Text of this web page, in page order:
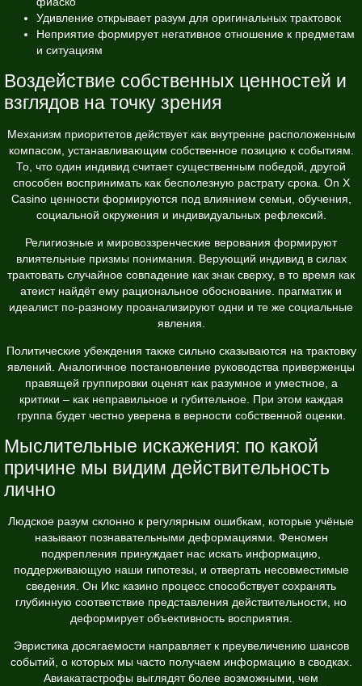
Удивление открывает разум для оригинальных трактовок
Неприятие формирует негативное отношение к предметам
и ситуациям
Воздействие собственных ценностей и
взглядов на точку зрения
Механизм приоритетов действует как внутренне расположенным
компасом, устанавливающим собственное позицию к событиям.
То, что один индивид считает существенным победой, другой
способен воспринимать как бесполезную растрату срока. On X
Casino ценности формируются под влиянием семьи, обучения,
социальной окружения и индивидуальных рефлексий.
Религиозные и мировоззренческие верования формируют
влиятельные призмы понимания. Верующий индивид в силах
трактовать случайное совпадение как знак сверху, в то время как
атеист найдёт ему рациональное обоснование. прагматик и
идеалист по-разному проанализируют одни и те же социальные
явления.
Политические убеждения также сильно сказываются на трактовку
явлений. Аналогичное постановление руководства приверженцы
правящей группировки оценят как разумное и уместное, а
критики – как неправильное и губительное. При этом каждая
группа будет честно уверена в верности собственной оценки.
Мыслительные искажения: по какой
причине мы видим действительность
лично
Людское разум склонно к регулярным ошибкам, которые учёные
называют познавательными деформациями. Феномен
подкрепления принуждает нас искать информацию,
поддерживающую наши гипотезы, и отвергать несовместимые
сведения. Он Икс казино процесс способствует сохранять
глубинную соответствие представления действительности, но
деформирует объективность восприятия.
Эвристика досягаемости направляет к преувеличению шансов
событий, о которых мы часто получаем информацию в сводках.
Авиакатастрофы выглядят более возможными, чем